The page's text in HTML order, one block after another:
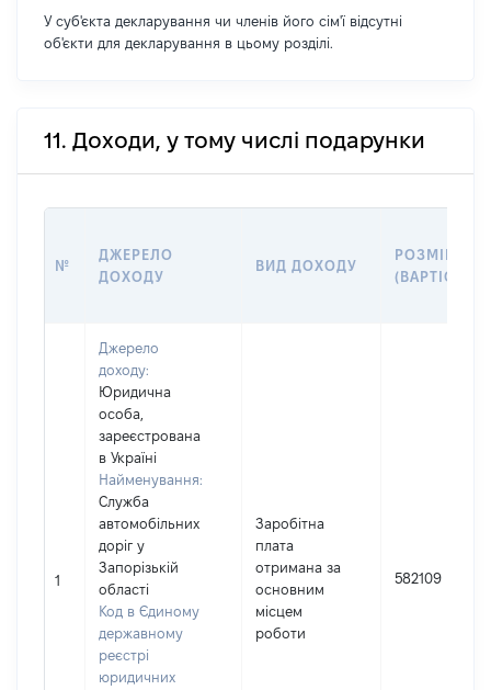
У суб'єкта декларування чи членів його сім'ї відсутні
об'єкти для декларування в цьому розділі.
11. Доходи, у тому числі подарунки
№
ДЖЕРЕЛО
ДОХОДУ
ВИД ДОХОДУ
РОЗМІР
(ВАРТІСТЬ)
1
Джерело
доходу:
Юридична
особа,
зареєстрована
в Україні
Найменування:
Служба
автомобільних
доріг у
Запорізькій
області
Код в Єдиному
державному
реєстрі
юридичних
Заробітна
плата
отримана за
основним
місцем
роботи
582109